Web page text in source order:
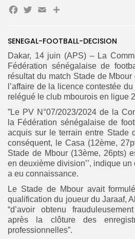
SENEGAL-FOOTBALL-DECISION
Dakar, 14 juin (APS) – La
Fédération sénégalaise de
résultat du match Stade de
l’affaire de la licence contestée
relégué le club mbourois en ligue
”Le PV N°07/2023/2024 de la
la Fédération sénégalaise de
acquis sur le terrain entre Stade
conséquent, le Casa (12ème,
Stade de Mbour (13ème, 26pts)
en deuxième division’’, indique
a eu connaissance.
Le Stade de Mbour avait
qualification du joueur du Jaraaf,
“d’avoir obtenu
après la clôture des
professionnelles”.
Facebook
Twitter
EmailPartager